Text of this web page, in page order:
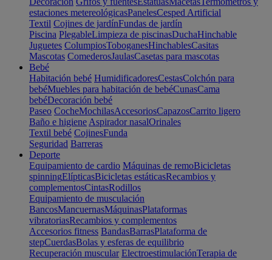
estaciones metereológicasPanelesCesped Artificial
Textil Cojines de jardínFundas de jardín
Piscina PlegableLimpieza de piscinasDuchaHinchable
Juguetes ColumpiosToboganesHinchablesCasitas
Mascotas ComederosJaulasCasetas para mascotas
Bebé
Habitación bebé HumidificadoresCestasColchón para
bebéMuebles para habitación de bebéCunasCama
bebéDecoración bebé
Paseo CocheMochilasAccesoriosCapazosCarrito ligero
Baño e higiene Aspirador nasalOrinales
Textil bebé CojinesFunda
Seguridad Barreras
Deporte
Equipamiento de cardio Máquinas de remoBicicletas
spinningElípticasBicicletas estáticasRecambios y
complementosCintasRodillos
Equipamiento de musculación
BancosMancuernasMáquinasPlataformas
vibratoriasRecambios y complementos
Accesorios fitness BandasBarrasPlataforma de
stepCuerdasBolas y esferas de equilibrio
Recuperación muscular ElectroestimulaciónTerapia de